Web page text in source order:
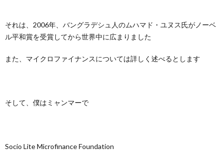
それは、2006年、バングラデシュ人のムハマド・ユヌス氏がノーベ
ル平和賞を受賞してから世界中に広まりました
また、マイクロファイナンスについては詳しく述べるとします
そして、僕はミャンマーで
Socio Lite Microfinance Foundation